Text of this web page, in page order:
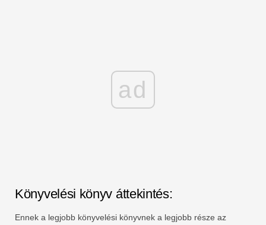
ad
Könyvelési könyv áttekintés:
Ennek a legjobb könyvelési könyvnek a legjobb része az